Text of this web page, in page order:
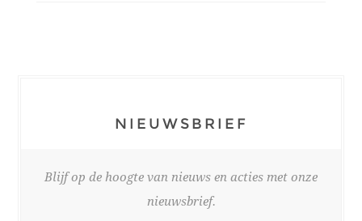
NIEUWSBRIEF
Blijf op de hoogte van nieuws en acties met onze
nieuwsbrief.